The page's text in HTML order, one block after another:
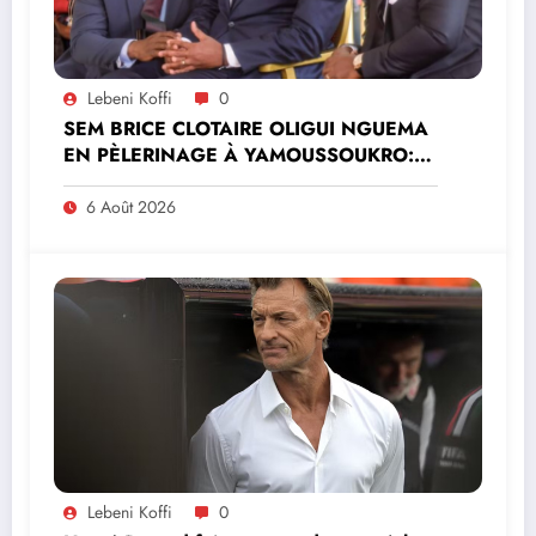
Lebeni Koffi 0
SEM BRICE CLOTAIRE OLIGUI NGUEMA
EN PÈLERINAGE À YAMOUSSOUKRO:LE
MINISTRE PAULIN CLAUDE DANHO
PREND PART À LA CÉRÉMONIE
6 Août 2026
Lebeni Koffi 0